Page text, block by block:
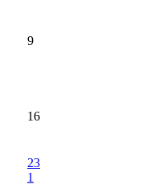
9
16
23
1